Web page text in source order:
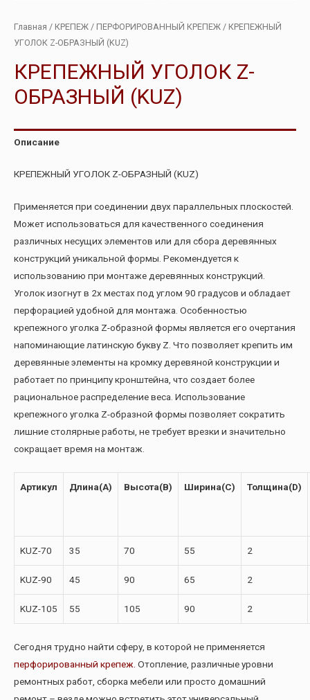
Главная / КРЕПЕЖ / ПЕРФОРИРОВАННЫЙ КРЕПЕЖ / КРЕПЕЖНЫЙ
УГОЛОК Z-ОБРАЗНЫЙ (KUZ)
КРЕПЕЖНЫЙ УГОЛОК Z-
ОБРАЗНЫЙ (KUZ)
Описание
КРЕПЕЖНЫЙ УГОЛОК Z-ОБРАЗНЫЙ (KUZ)
Применяется при соединении двух параллельных плоскостей.
Может использоваться для качественного соединения
различных несущих элементов или для сбора деревянных
конструкций уникальной формы. Рекомендуется к
использованию при монтаже деревянных конструкций.
Уголок изогнут в 2х местах под углом 90 градусов и обладает
перфорацией удобной для монтажа. Особенностью
крепежного уголка Z-образной формы является его очертания
напоминающие латинскую букву Z. Что позволяет крепить им
деревянные элементы на кромку деревяной конструкции и
работает по принципу кронштейна, что создает более
рациональное распределение веса. Использование
крепежного уголка Z-образной формы позволяет сократить
лишние столярные работы, не требует врезки и значительно
сокращает время на монтаж.
Артикул Длина(А) Высота(В) Ширина(С) Толщина(D)
KUZ-70 35 70 55 2
KUZ-90 45 90 65 2
KUZ-105 55 105 90 2
Сегодня трудно найти сферу, в которой не применяется
перфорированный крепеж. Отопление, различные уровни
ремонтных работ, сборка мебели или просто домашний